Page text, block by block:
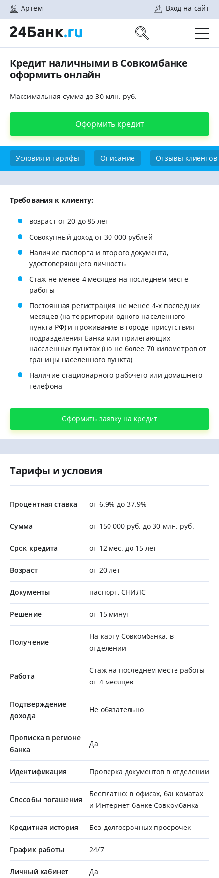
Артём Вход на сайт
Кредит наличными в Совкомбанке
оформить онлайн
Максимальная сумма до 30 млн. руб.
Оформить кредит
Условия и тарифы Описание Отзывы клиентов
Требования к клиенту:
возраст от 20 до 85 лет
Совокупный доход от 30 000 рублей
Наличие паспорта и второго документа,
удостоверяющего личность
Стаж не менее 4 месяцев на последнем месте
работы
Постоянная регистрация не менее 4-х последних
месяцев (на территории одного населенного
пункта РФ) и проживание в городе присутствия
подразделения Банка или прилегающих
населенных пунктах (но не более 70 километров от
границы населенного пункта)
Наличие стационарного рабочего или домашнего
телефона
Оформить заявку на кредит
Тарифы и условия
Процентная ставка от 6.9% до 37.9%
Сумма от 150 000 руб. до 30 млн. руб.
Срок кредита от 12 мес. до 15 лет
Возраст от 20 лет
Документы паспорт, СНИЛС
Решение от 15 минут
Получение
На карту Совкомбанка, в
отделении
Работа
Стаж на последнем месте работы
от 4 месяцев
Подтверждение
дохода
Не обязательно
Прописка в регионе
банка
Да
Идентификация Проверка документов в отделении
Способы погашения
Бесплатно: в офисах, банкоматах
и Интернет-банке Совкомбанка
Кредитная история Без долгосрочных просрочек
График работы 24/7
Личный кабинет Да